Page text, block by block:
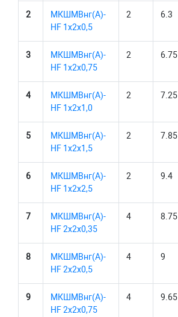
2
МКШМВнг(А)-
HF 1х2х0,5
2 6.3
3
МКШМВнг(А)-
HF 1х2х0,75
2 6.75
4
МКШМВнг(А)-
HF 1х2х1,0
2 7.25
5
МКШМВнг(А)-
HF 1х2х1,5
2 7.85
6
МКШМВнг(А)-
HF 1х2х2,5
2 9.4
7
МКШМВнг(А)-
HF 2х2х0,35
4 8.75
8
МКШМВнг(А)-
HF 2х2х0,5
4 9
9
МКШМВнг(А)-
HF 2х2х0,75
4 9.65